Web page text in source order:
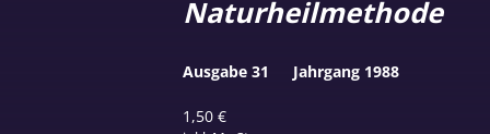
Naturheilmethode
1,50€
Ausgabe 31 Jahrgang 1988